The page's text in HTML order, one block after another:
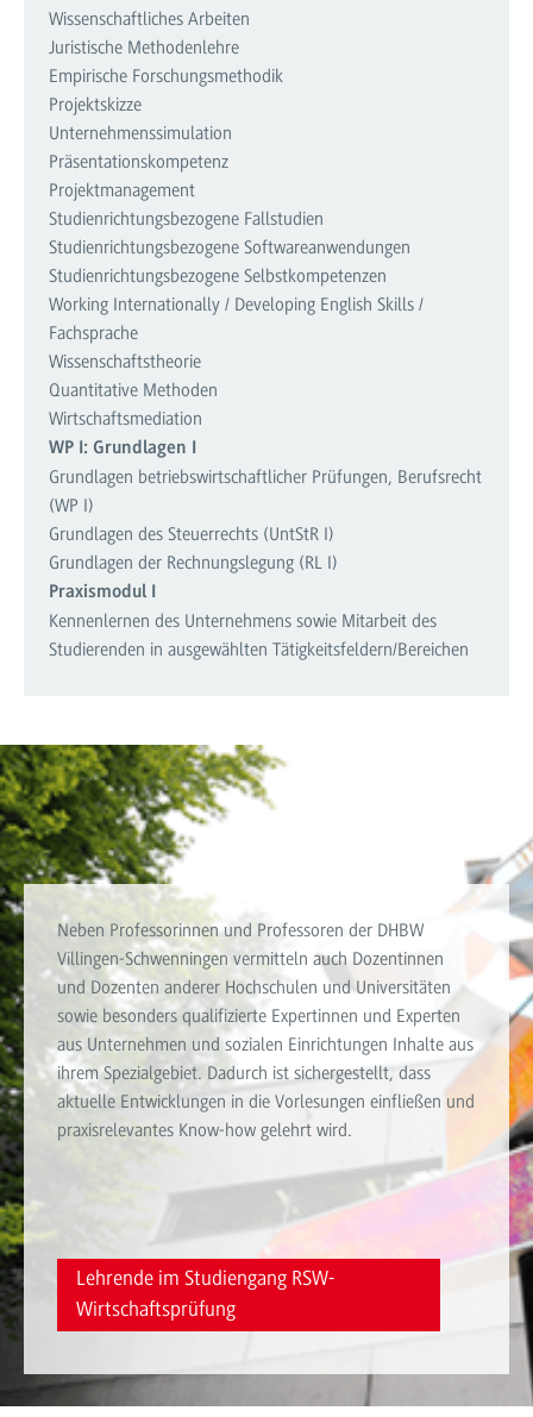
Wissenschaftliches Arbeiten
Juristische Methodenlehre
Empirische Forschungsmethodik
Projektskizze
Unternehmenssimulation
Präsentationskompetenz
Projektmanagement
Studienrichtungsbezogene Fallstudien
Studienrichtungsbezogene Softwareanwendungen
Studienrichtungsbezogene Selbstkompetenzen
Working Internationally / Developing English Skills /
Fachsprache
Wissenschaftstheorie
Quantitative Methoden
Wirtschaftsmediation
WP I: Grundlagen I
Grundlagen betriebswirtschaftlicher Prüfungen, Berufsrecht
(WP I)
Grundlagen des Steuerrechts (UntStR I)
Grundlagen der Rechnungslegung (RL I)
Praxismodul I
Kennenlernen des Unternehmens sowie Mitarbeit des
Studierenden in ausgewählten Tätigkeitsfeldern/Bereichen
Lehrende
Neben Professorinnen und Professoren der DHBW
Villingen-Schwenningen vermitteln auch Dozentinnen
und Dozenten anderer Hochschulen und Universitäten
sowie besonders qualifizierte Expertinnen und Experten
aus Unternehmen und sozialen Einrichtungen Inhalte aus
ihrem Spezialgebiet. Dadurch ist sichergestellt, dass
aktuelle Entwicklungen in die Vorlesungen einfließen und
praxisrelevantes Know-how gelehrt wird.
Lehrende im Studiengang RSW-
Wirtschaftsprüfung